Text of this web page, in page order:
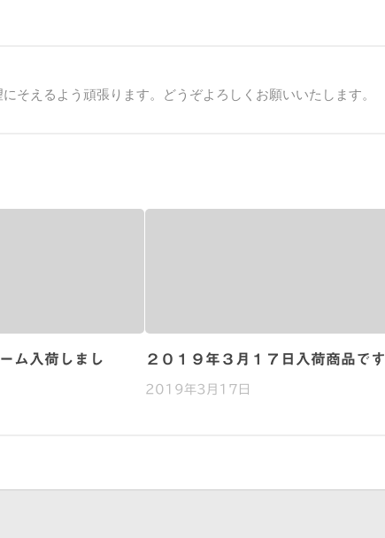
そえるよう頑張ります。どうぞよろしくお願いいたします。
ム入荷しまし
２０１９年３月１７日入荷商品です
2019年3月17日